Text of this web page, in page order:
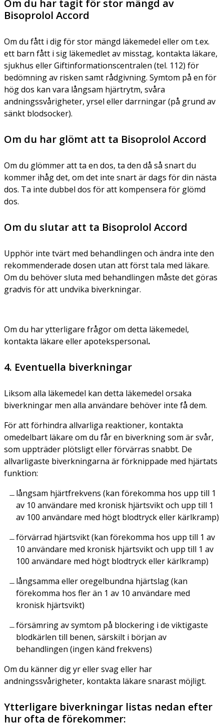
Om du har tagit för stor mängd av
Bisoprolol Accord
Om du fått i dig för stor mängd läkemedel eller om t.ex.
ett barn fått i sig läkemedlet av misstag, kontakta läkare,
sjukhus eller Giftinformationscentralen (tel. 112) för
bedömning av risken samt rådgivning. Symtom på en för
hög dos kan vara långsam hjärtrytm, svåra
andningssvårigheter, yrsel eller darrningar (på grund av
sänkt blodsocker).
Om du har glömt att ta Bisoprolol Accord
Om du glömmer att ta en dos, ta den då så snart du
kommer ihåg det, om det inte snart är dags för din nästa
dos. Ta inte dubbel dos för att kompensera för glömd
dos.
Om du slutar att ta Bisoprolol Accord
Upphör inte tvärt med behandlingen och ändra inte den
rekommenderade dosen utan att först tala med läkare.
Om du behöver sluta med behandlingen måste det göras
gradvis för att undvika biverkningar.
Om du har ytterligare frågor om detta läkemedel,
kontakta läkare eller apotekspersonal.
4. Eventuella biverkningar
Liksom alla läkemedel kan detta läkemedel orsaka
biverkningar men alla användare behöver inte få dem.
För att förhindra allvarliga reaktioner, kontakta
omedelbart läkare om du får en biverkning som är svår,
som uppträder plötsligt eller förvärras snabbt. De
allvarligaste biverkningarna är förknippade med hjärtats
funktion:
långsam hjärtfrekvens (kan förekomma hos upp till 1
av 10 användare med kronisk hjärtsvikt och upp till 1
av 100 användare med högt blodtryck eller kärlkramp)
förvärrad hjärtsvikt (kan förekomma hos upp till 1 av
10 användare med kronisk hjärtsvikt och upp till 1 av
100 användare med högt blodtryck eller kärlkramp)
långsamma eller oregelbundna hjärtslag (kan
förekomma hos fler än 1 av 10 användare med
kronisk hjärtsvikt)
försämring av symtom på blockering i de viktigaste
blodkärlen till benen, särskilt i början av
behandlingen (ingen känd frekvens)
Om du känner dig yr eller svag eller har
andningssvårigheter, kontakta läkare snarast möjligt.
Ytterligare biverkningar listas nedan efter
hur ofta de förekommer: